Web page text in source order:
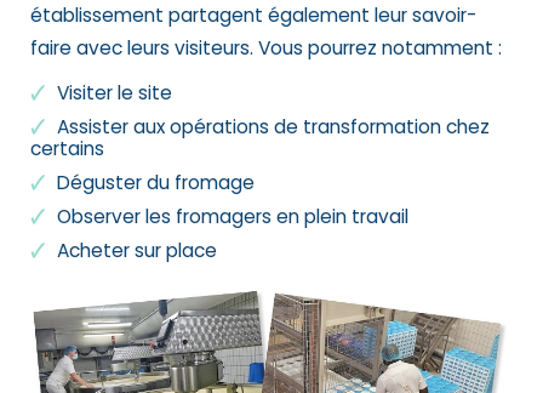
établissement partagent également leur savoir-
faire avec leurs visiteurs. Vous pourrez notamment :
Visiter le site
Assister aux opérations de transformation chez
certains
Déguster du fromage
Observer les fromagers en plein travail
Acheter sur place